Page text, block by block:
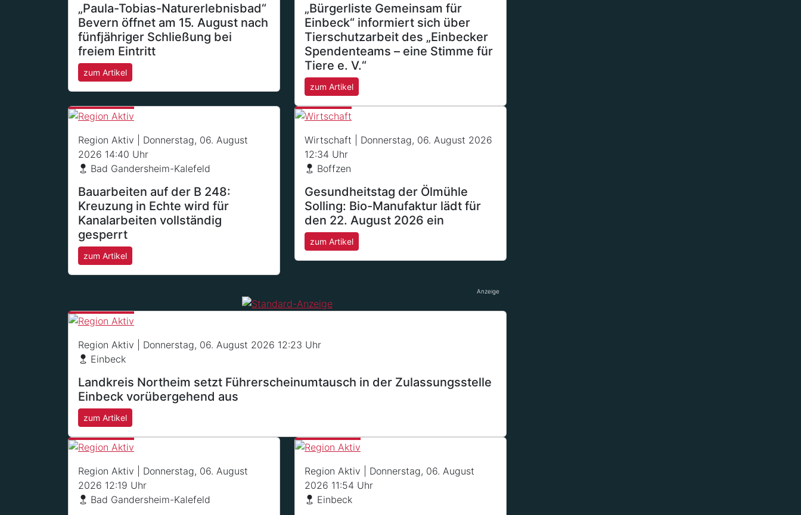
„Paula-Tobias-Naturerlebnisbad“
Bevern öffnet am 15. August nach
fünfjähriger Schließung bei
freiem Eintritt
zum Artikel
„Bürgerliste Gemeinsam für
Einbeck“ informiert sich über
Tierschutzarbeit des „Einbecker
Spendenteams – eine Stimme für
Tiere e. V.“
zum Artikel
Region Aktiv
| Donnerstag, 06. August
2026 14:40 Uhr
Bad Gandersheim-Kalefeld
Bauarbeiten auf der B 248:
Kreuzung in Echte wird für
Kanalarbeiten vollständig
gesperrt
zum Artikel
Wirtschaft
| Donnerstag, 06. August 2026
12:34 Uhr
Boffzen
Gesundheitstag der Ölmühle
Solling: Bio-Manufaktur lädt für
den 22. August 2026 ein
zum Artikel
Anzeige
Region Aktiv
| Donnerstag, 06. August 2026 12:23 Uhr
Einbeck
Landkreis Northeim setzt Führerscheinumtausch in der Zulassungsstelle
Einbeck vorübergehend aus
zum Artikel
Region Aktiv
| Donnerstag, 06. August
2026 12:19 Uhr
Bad Gandersheim-Kalefeld
Region Aktiv
| Donnerstag, 06. August
2026 11:54 Uhr
Einbeck